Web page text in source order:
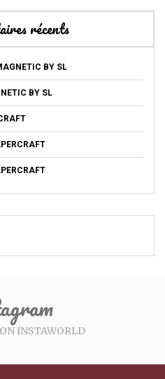
récents
BY SL
BY SL
INSTAWORLD